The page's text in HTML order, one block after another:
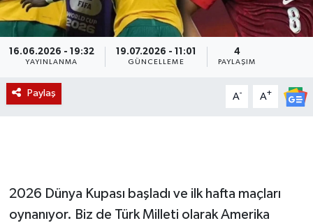
16.06.2026 - 19:32
YAYINLANMA
19.07.2026 - 11:01
GÜNCELLEME
4
PAYLAŞIM
Paylaş A- A+
2026 Dünya Kupası başladı ve ilk hafta maçları
oynanıyor. Biz de Türk Milleti olarak Amerika